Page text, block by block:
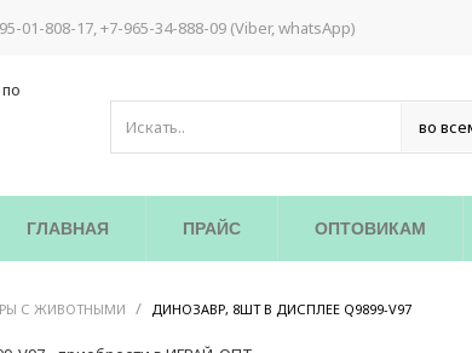
01-808-17, +7-965-34-888-09 (Viber, whatsApp)
ГЛАВНАЯ ПРАЙС ОПТОВИКАМ
С ЖИВОТНЫМИ / ДИНОЗАВР, 8ШТ В ДИСПЛЕЕ Q9899-V97